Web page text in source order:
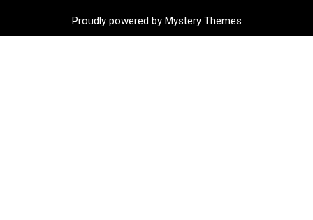
Proudly powered by Mystery Themes